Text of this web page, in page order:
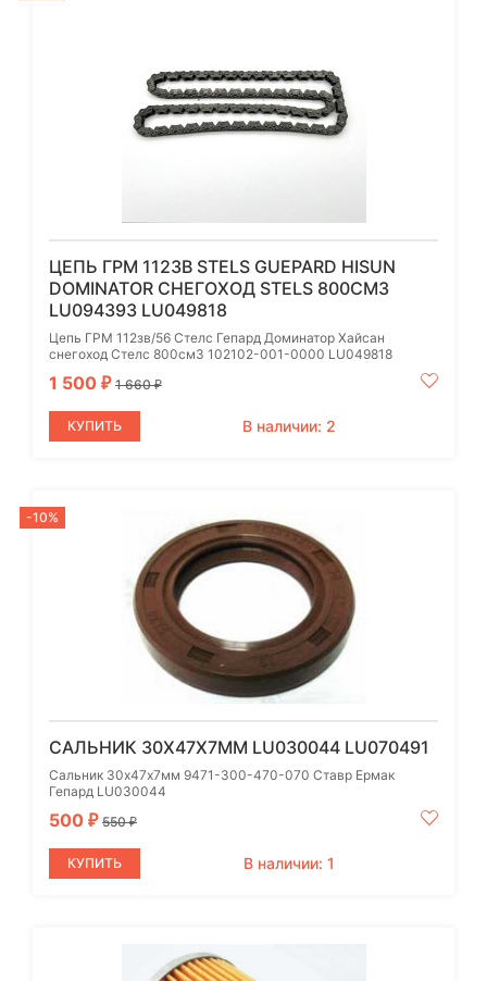
ЦЕПЬ ГРМ 112ЗВ STELS GUEPARD HISUN
DOMINATOR СНЕГОХОД STELS 800СМ3
LU094393 LU049818
Цепь ГРМ 112зв/56 Стелс Гепард Доминатор Хайсан
снегоход Стелс 800см3 102102-001-0000 LU049818
1 500 ₽ 1 660₽
КУПИТЬ В наличии: 2
-10%
САЛЬНИК 30Х47Х7ММ LU030044 LU070491
Сальник 30х47х7мм 9471-300-470-070 Ставр Ермак
Гепард LU030044
500 ₽ 550₽
КУПИТЬ В наличии: 1